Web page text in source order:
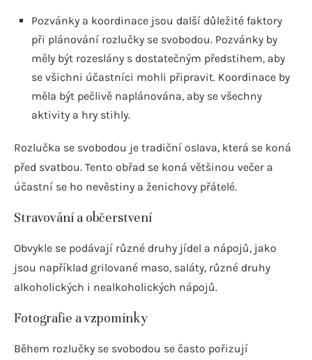
Pozvánky a koordinace jsou další důležité faktory
při plánování rozlučky se svobodou. Pozvánky by
měly být rozeslány s dostatečným předstihem, aby
se všichni účastníci mohli připravit. Koordinace by
měla být pečlivě naplánována, aby se všechny
aktivity a hry stihly.
Rozlučka se svobodou je tradiční oslava, která se koná
před svatbou. Tento obřad se koná většinou večer a
účastní se ho nevěstiny a ženichovy přátelé.
Stravování a občerstvení
Obvykle se podávají různé druhy jídel a nápojů, jako
jsou například grilované maso, saláty, různé druhy
alkoholických i nealkoholických nápojů.
Fotografie a vzpomínky
Během rozlučky se svobodou se často pořizují